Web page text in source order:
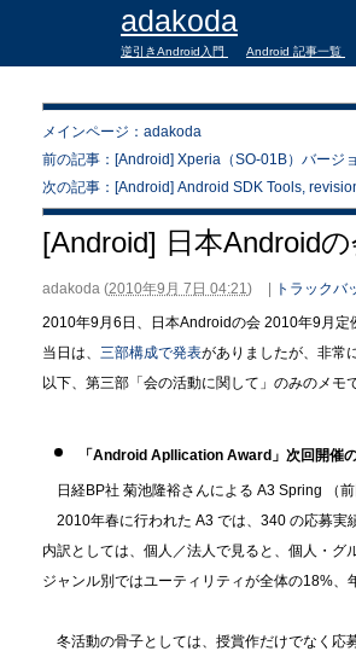
adakoda
逆引きAndroid入門 Android 記事一覧
メインページ：adakoda
前の記事：[Android] Xperia（SO-01B）バージ
次の記事：[Android] Android SDK Tools,
[Android] 日本Android
adakoda (2010年9月 7日 04:21) トラックバ
2010年9月6日、日本Androidの会 2010年9月定
当日は、 三部構成で発表がありましたが、非常
以下、第三部「会の活動に関して」のみのメモ
「Android Apllication Award」次回開催
日経BP社 菊池隆裕さんによる A3 Spring （
2010年春に行われた A3 では、340 の応募実
内訳としては、個人／法人で見ると、個人・グ
ジャンル別ではユーティリティが全体の18%
冬活動の骨子としては、授賞作だけでなく応